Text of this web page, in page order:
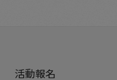
活動報名